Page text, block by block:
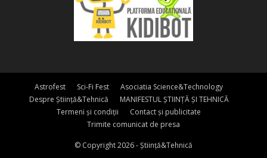
Astrofest Sci-Fi Fest
Asociatia Science&Technology
Despre Știință&Tehnică
MANIFESTUL ȘTIINȚĂ ȘI TEHNICĂ
Termeni și condiții
Contact și publicitate
Trimite comunicat de presa
© Copyright 2026 - Știință&Tehnică